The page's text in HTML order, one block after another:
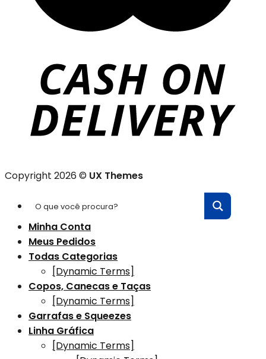
Copyright 2026 © UX Themes
Minha Conta
Meus Pedidos
Todas Categorias
[Dynamic Terms]
Copos, Canecas e Taças
[Dynamic Terms]
Garrafas e Squeezes
Linha Gráfica
[Dynamic Terms]